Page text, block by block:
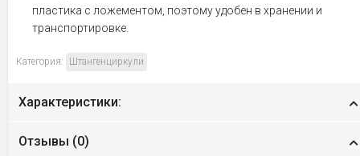
пластика с ложементом, поэтому удобен в хранении и
транспортировке.
Категория: Штангенциркули
Характеристики:
Отзывы (0)